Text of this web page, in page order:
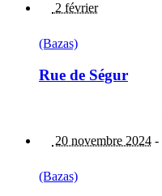
2 février
(Bazas)
Rue de Ségur
20 novembre 2024 -
(Bazas)